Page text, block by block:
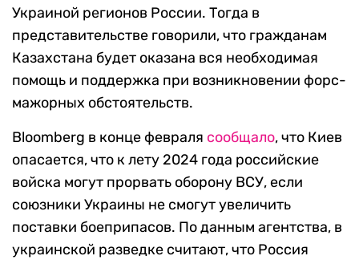
Украиной регионов России. Тогда в
представительстве говорили, что гражданам
Казахстана будет оказана вся необходимая
помощь и поддержка при возникновении форс-
мажорных обстоятельств.
Bloomberg в конце февраля сообщало, что Киев
опасается, что к лету 2024 года российские
войска могут прорвать оборону ВСУ, если
союзники Украины не смогут увеличить
поставки боеприпасов. По данным агентства, в
украинской разведке считают, что Россия